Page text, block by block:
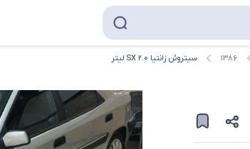
۱۳۸۶ سیتروئن زانتیا SX ۲.۰ لیتر